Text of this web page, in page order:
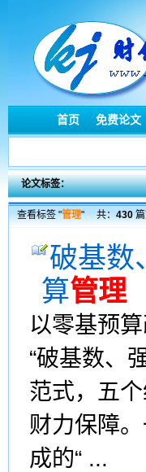
首页 免费论文
论文标签：
查看标签 "管理" 共：430篇
破基数
算管理
以零基预
“破基数、
范式，五
财力保障
成的“ ...